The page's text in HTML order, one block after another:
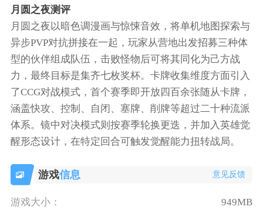
月圆之夜测评
月圆之夜以暗色调漫画与惊悚音效，将单机地图探索与
异步PVP对抗拼接在一起，玩家从营地出发招募三种体
型的伙伴组成队伍，击败怪物后可将其同化为己方战
力，最终目标是集齐七枚奖杯。卡牌收集维度方面引入
了CCG对战模式，首个赛季即开放四百余张随从卡牌，
涵盖快攻、控制、自闭、塞牌、削牌等超过二十种流派
体系。镜中对决模式则按赛季轮换更迭，并加入英雄觉
醒形态设计，在特定回合可触发觉醒能力扭转战局。
游戏信息 意见反馈
游戏大小： 949MB